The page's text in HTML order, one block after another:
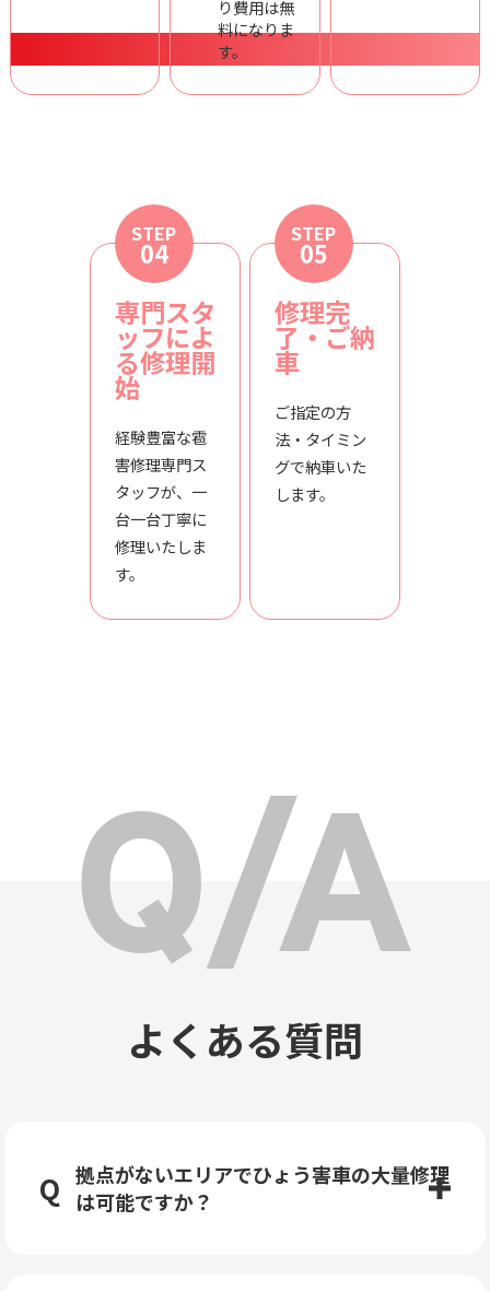
り費用は無
料になりま
す。
STEP
04
専門スタ
ッフによ
る修理開
始
経験豊富な雹
害修理専門ス
タッフが、一
台一台丁寧に
修理いたしま
す。
STEP
05
修理完
了・ご納
車
ご指定の方
法・タイミン
グで納車いた
します。
よくある質問
拠点がないエリアでひょう害車の大量修理
は可能ですか？